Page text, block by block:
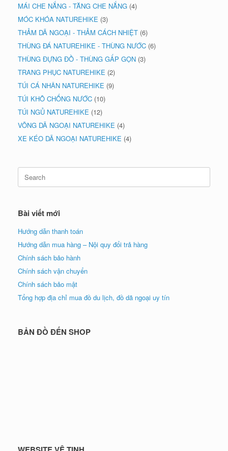
MÁI CHE NẮNG - TĂNG CHE NẮNG (4)
MÓC KHÓA NATUREHIKE (3)
THẢM DÃ NGOẠI - THẢM CÁCH NHIỆT (6)
THÙNG ĐÁ NATUREHIKE - THÙNG NƯỚC (6)
THÙNG ĐỰNG ĐỒ - THÙNG GẤP GỌN (3)
TRANG PHỤC NATUREHIKE (2)
TÚI CÁ NHÂN NATUREHIKE (9)
TÚI KHÔ CHỐNG NƯỚC (10)
TÚI NGỦ NATUREHIKE (12)
VÕNG DÃ NGOẠI NATUREHIKE (4)
XE KÉO DÃ NGOẠI NATUREHIKE (4)
Search
for:
Bài viết mới
Hướng dẫn thanh toán
Hướng dẫn mua hàng – Nội quy đổi trả hàng
Chính sách bảo hành
Chính sách vận chuyển
Chính sách bảo mật
Tổng hợp địa chỉ mua đồ du lịch, đồ dã ngoại uy tín
BẢN ĐỒ ĐẾN SHOP